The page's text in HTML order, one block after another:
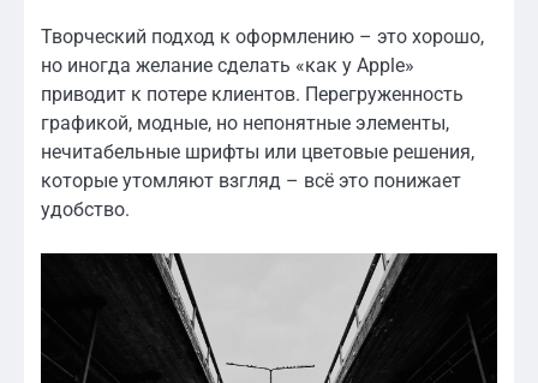
Творческий подход к оформлению – это хорошо,
но иногда желание сделать «как у Apple»
приводит к потере клиентов. Перегруженность
графикой, модные, но непонятные элементы,
нечитабельные шрифты или цветовые решения,
которые утомляют взгляд – всё это понижает
удобство.